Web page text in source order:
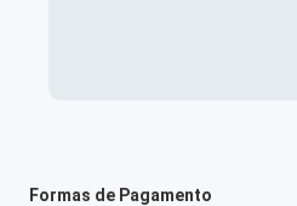
Formas de Pagamento